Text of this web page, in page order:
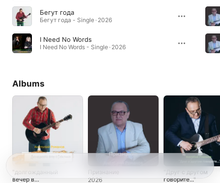
Бегут года
Бегут года - Single · 2026
I Need No Words
I Need No Words - Single · 2026
Albums
"долгожданный
вечер в
Признание
2026
"Друг с другом
говорите..."